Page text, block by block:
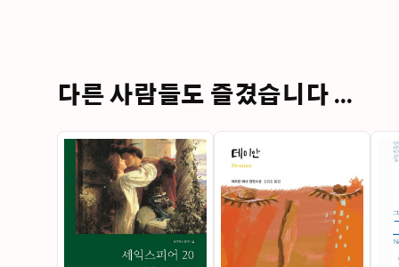
다른 사람들도 즐겼습니다 ...